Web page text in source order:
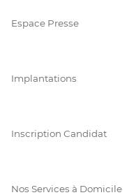
Espace Presse
Implantations
Inscription Candidat
Nos Services à Domicile